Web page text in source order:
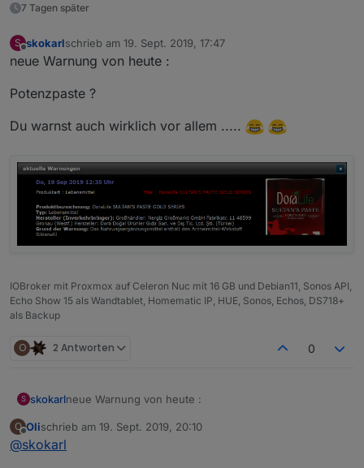
7 Tagen später
S
Offline
skokarlschrieb am 19. Sept. 2019, 17:47
zuletzt editiert von
neue Warnung von heute :
Potenzpaste ?
Du warnst auch wirklich vor allem .....
IOBroker mit Proxmox auf Celeron Nuc mit 16 GB und Debian11, Sonos API,
Echo Show 15 als Wandtablet, Homematic IP, HUE, Sonos, Echos, DS718+
als Backup
O 2 Antworten 0
S skokarlneue Warnung von heute :
Potenzpaste ?
O
Offline
Olischrieb am 19. Sept. 2019, 20:10
zuletzt editiert von
@skokarl